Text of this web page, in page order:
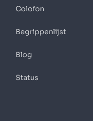
Colofon
Begrippenlijst
Blog
Status